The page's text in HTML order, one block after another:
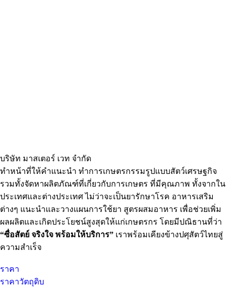
บริษัท มาสเตอร์ เวท จำกัด
ทำหน้าที่ให้คำแนะนำ ทำการเกษตรกรรมรูปแบบสัตว์เศรษฐกิจ
รวมทั้งจัดหาผลิตภัณฑ์ที่เกี่ยวกับการเกษตร ที่มีคุณภาพ ทั้งจากใน
ประเทศและต่างประเทศ ไม่ว่าจะเป็นยารักษาโรค อาหารเสริม
ต่างๆ แนะนำและวางแผนการใช้ยา สูตรผสมอาหาร เพื่อช่วยเพิ่ม
ผลผลิตและเกิดประโยชน์สูงสุดให้แก่เกษตรกร โดยมีปณิธานที่ว่า
“ซื่อสัตย์ จริงใจ พร้อมให้บริการ” เราพร้อมเคียงข้างปศุสัตว์ไทยสู่
ความสำเร็จ
ราคา
ราคาวัตถุดิบ